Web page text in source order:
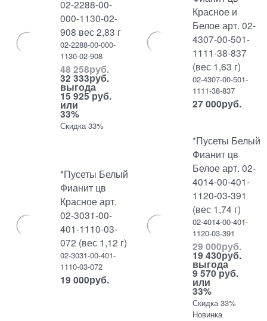
02-2288-00-
000-1130-02-
908 вес 2,83 г
02-2288-00-000-
1130-02-908
48 258руб.
32 333руб.
выгода
15 925 руб.
или
33%
Скидка 33%
Красное и
Белое арт. 02-
4307-00-501-
1111-38-837
(вес 1,63 г)
02-4307-00-501-
1111-38-837
27 000руб.
*Пусеты Белый
Фианит цв
Красное арт.
02-3031-00-
401-1110-03-
072 (вес 1,12 г)
02-3031-00-401-
1110-03-072
19 000руб.
*Пусеты Белый
Фианит цв
Белое арт. 02-
4014-00-401-
1120-03-391
(вес 1,74 г)
02-4014-00-401-
1120-03-391
29 000руб.
19 430руб.
выгода
9 570 руб.
или
33%
Скидка 33%
Новинка